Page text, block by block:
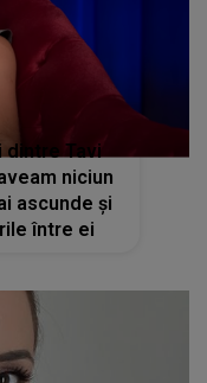
dintre Tavi
niciun
ascunde și
între ei